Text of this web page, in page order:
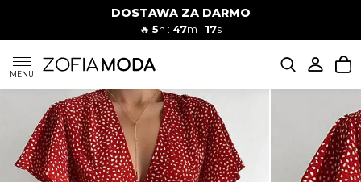
DOSTAWA ZA DARMO
🔥 5h : 47m : 16s
MENU
SUKIENKI
KOMPLETY
JEANSY